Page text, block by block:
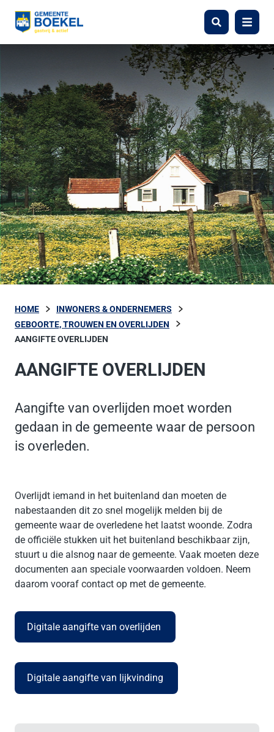
Zoeken Menu
HOME
INWONERS & ONDERNEMERS
GEBOORTE, TROUWEN EN OVERLIJDEN
AANGIFTE OVERLIJDEN
AANGIFTE OVERLIJDEN
Aangifte van overlijden moet worden
gedaan in de gemeente waar de persoon
is overleden.
Overlijdt iemand in het buitenland dan moeten de
nabestaanden dit zo snel mogelijk melden bij de
gemeente waar de overledene het laatst woonde. Zodra
de officiële stukken uit het buitenland beschikbaar zijn,
stuurt u die alsnog naar de gemeente. Vaak moeten deze
documenten aan speciale voorwaarden voldoen. Neem
daarom vooraf contact op met de gemeente.
Digitale aangifte van overlijden
Digitale aangifte van lijkvinding